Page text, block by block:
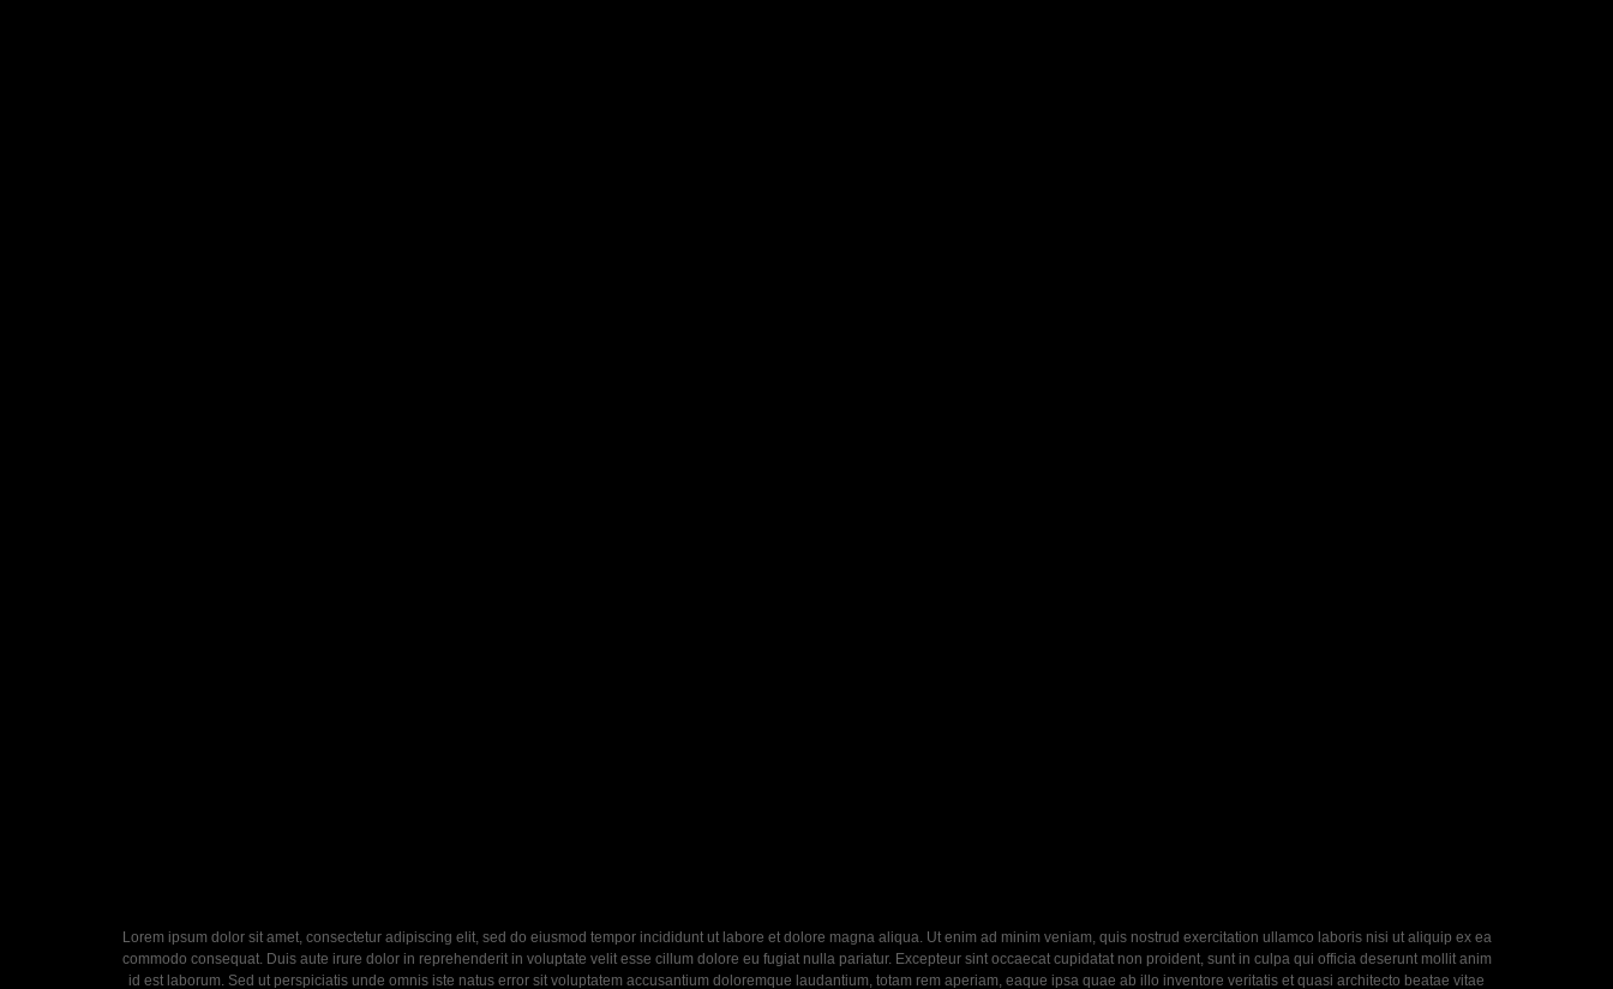
Lorem ipsum dolor sit amet, consectetur adipiscing elit, sed do eiusmod tempor incididunt ut labore et dolore magna aliqua. Ut enim ad minim veniam, quis nostrud exercitation ullamco laboris nisi ut aliquip ex ea
commodo consequat. Duis aute irure dolor in reprehenderit in voluptate velit esse cillum dolore eu fugiat nulla pariatur. Excepteur sint occaecat cupidatat non proident, sunt in culpa qui officia deserunt mollit anim
id est laborum. Sed ut perspiciatis unde omnis iste natus error sit voluptatem accusantium doloremque laudantium, totam rem aperiam, eaque ipsa quae ab illo inventore veritatis et quasi architecto beatae vitae